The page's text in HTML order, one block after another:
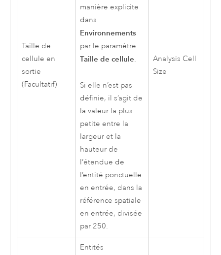
Taille de
cellule en
sortie
(Facultatif)
manière explicite
dans
Environnements
par le paramètre
Taille de cellule.
Si elle n’est pas
définie, il s’agit de
la valeur la plus
petite entre la
largeur et la
hauteur de
l’étendue de
l’entité ponctuelle
en entrée, dans la
référence spatiale
en entrée, divisée
par 250.
Analysis Cell
Size
Entités